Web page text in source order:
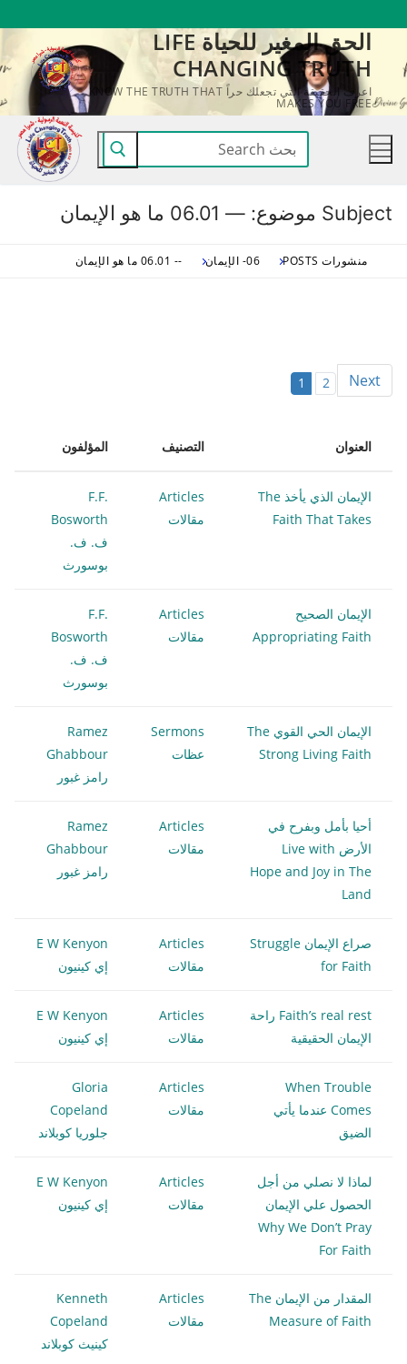
المحتوى
الحق المغير للحياة LIFE
CHANGING TRUTH
اعرف الحقيقة التي تجعلك حراً KNOW THE TRUTH THAT
MAKES YOU FREE
البحث
عن:
Subject موضوع: — 06.01 ما هو الإيمان
منشورات POSTS 06- الإيمان -- 06.01 ما هو الإيمان
Next
1 2
العنوان التصنيف المؤلفون
الإيمان الذي يأخذ The
Faith That Takes
Articles
مقالات
F.F.
Bosworth
ف. ف.
بوسورث
الإيمان الصحيح
Appropriating Faith
Articles
مقالات
F.F.
Bosworth
ف. ف.
بوسورث
الإيمان الحي القوي The
Strong Living Faith
Sermons
عظات
Ramez
Ghabbour
رامز غبور
أحيا بأمل وبفرح في
الأرض Live with
Hope and Joy in The
Land
Articles
مقالات
Ramez
Ghabbour
رامز غبور
صراع الإيمان Struggle
for Faith
Articles
مقالات
E W Kenyon
إي كينيون
Faith’s real rest راحة
الإيمان الحقيقية
Articles
مقالات
E W Kenyon
إي كينيون
When Trouble
Comes عندما يأتي
الضيق
Articles
مقالات
Gloria
Copeland
جلوريا كوبلاند
لماذا لا نصلي من أجل
الحصول علي الإيمان
Why We Don’t Pray
For Faith
Articles
مقالات
E W Kenyon
إي كينيون
المقدار من الإيمان The
Measure of Faith
Articles
مقالات
Kenneth
Copeland
كينيث كوبلاند